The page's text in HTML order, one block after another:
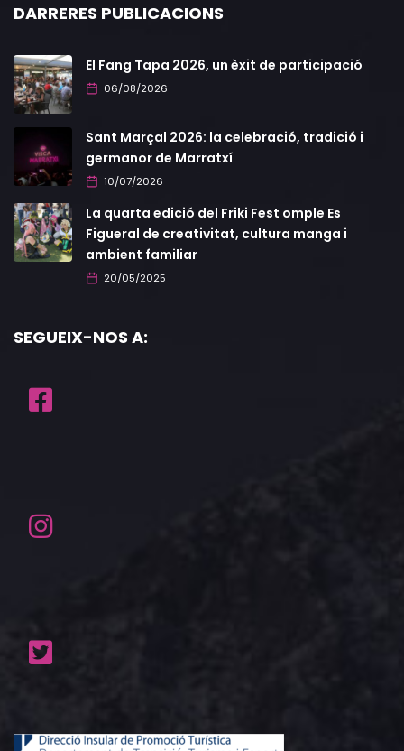
DARRERES PUBLICACIONS
El Fang Tapa 2026, un èxit de participació
06/08/2026
Sant Marçal 2026: la celebració, tradició i
germanor de Marratxí
10/07/2026
La quarta edició del Friki Fest omple Es
Figueral de creativitat, cultura manga i
ambient familiar
20/05/2025
SEGUEIX-NOS A: